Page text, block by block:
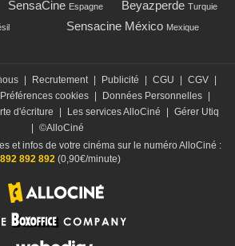
SensaCine Espagne Beyazperde Turquie
Sensacine México Mexique
| Recrutement | Publicité | CGU | CGV |
Préférences cookies | Données Personnelles |
d'écriture | Les services AlloCiné | Gérer Utiq
| ©AlloCiné
et infos de votre cinéma sur le numéro AlloCiné :
892 892(0,90€/minute)